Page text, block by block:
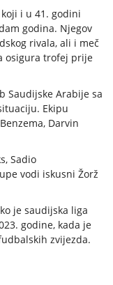
i u 41. godini
godina. Njegov
rivala, ali i meč
osigura trofej prije
Saudijske Arabije sa
Ekipu
Darvin
Sadio
vodi iskusni Žorž
je saudijska liga
godine, kada je
zvijezda.